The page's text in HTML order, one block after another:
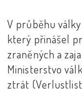
V průběhu
který přinášel
zraněných a
Ministerstvo
ztrát